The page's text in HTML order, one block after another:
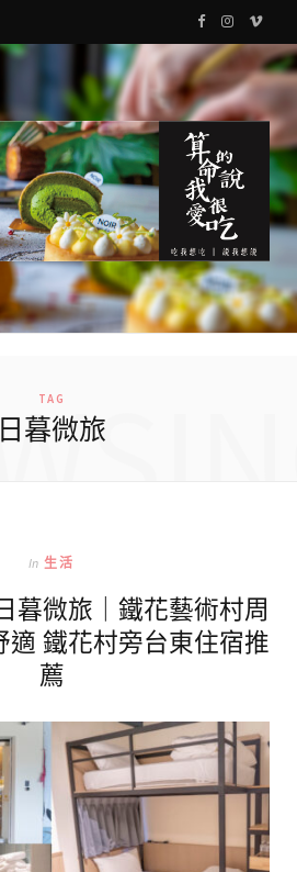
F
a
c
e
b
o
k
I
s
g
r
a
V
i
TAG
日暮微旅
In 生活
暮微旅｜鐵花藝術村周
適 鐵花村旁台東住宿推
薦